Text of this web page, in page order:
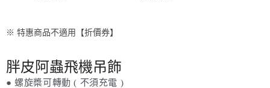
※ 特惠商品不適用【折價券】
胖皮阿蟲飛機吊飾
● 螺旋槳可轉動 ( 不須充電 )